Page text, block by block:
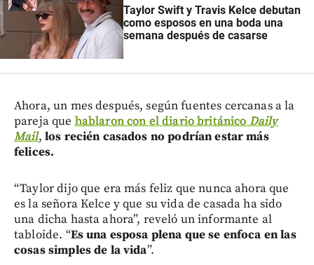
Taylor Swift y Travis Kelce debutan
como esposos en una boda una
semana después de casarse
Ahora, un mes después, según fuentes cercanas a la
pareja que hablaron con el diario británico Daily
Mail, los recién casados no podrían estar más
felices.
“Taylor dijo que era más feliz que nunca ahora que
es la señora Kelce y que su vida de casada ha sido
una dicha hasta ahora”, reveló un informante al
tabloide. “Es una esposa plena que se enfoca en las
cosas simples de la vida”.